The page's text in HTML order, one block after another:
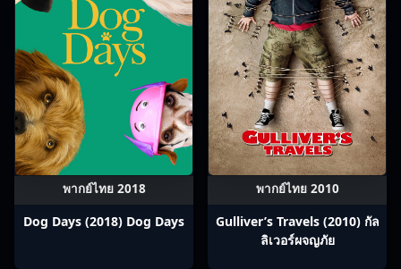
พากย์ไทย 2018
Dog Days (2018) Dog Days
พากย์ไทย 2010
Gulliver’s Travels (2010) กัล
ลิเวอร์ผจญภัย